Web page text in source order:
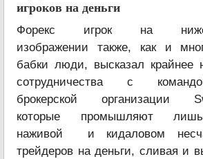
игроков на деньги
Форекс игрок на
изображении также, как и
бабки люди, высказал крайнее
сотрудничества с
брокерской организации
которые промышляют лишь
наживой и кидаловом
трейдеров на деньги, сливая и